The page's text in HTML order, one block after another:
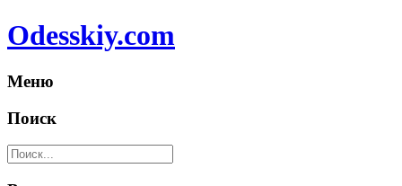
Odesskiy.com
Меню
Поиск